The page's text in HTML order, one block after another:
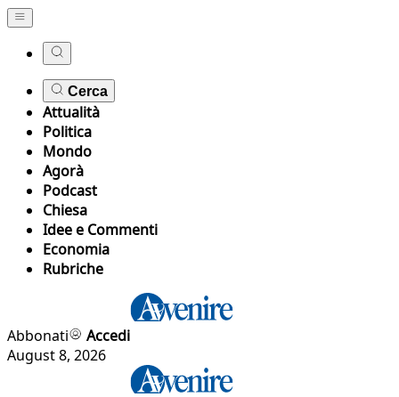
Cerca
Attualità
Politica
Mondo
Agorà
Podcast
Chiesa
Idee e Commenti
Economia
Rubriche
Abbonati
Accedi
August 8, 2026